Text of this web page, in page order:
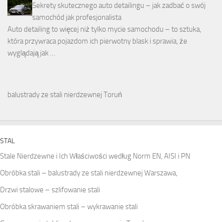
Sekrety skutecznego auto detailingu – jak zadbać o swój
samochód jak profesjonalista
Auto detailing to więcej niż tylko mycie samochodu – to sztuka,
która przywraca pojazdom ich pierwotny blask i sprawia, że
wyglądają jak …
balustrady ze stali nierdzewnej Toruń
STAL
Stale Nierdzewne i Ich Właściwości według Norm EN, AISI i PN
Obróbka stali – balustrady ze stali nierdzewnej Warszawa,
Drzwi stalowe – szlifowanie stali
Obróbka skrawaniem stali – wykrawanie stali